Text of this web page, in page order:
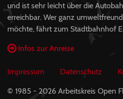
und ist sehr leicht über die
erreichbar. Wer ganz
möchte, fährt zum Stadtbahnhof
Infos zur Anreise
Impressum Datenschutz
© 1985 - 2026 Arbeitskreis Open